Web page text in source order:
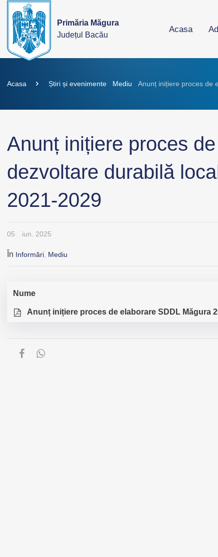
Primăria Măgura
Județul Bacău
Acasa
Acasa Știri și evenimente Mediu Anunț inițiere proces de
Anunț inițiere proces
dezvoltare durabilă
2021-2029
05 iun. 2025
În Informări Mediu
Nume
Anunț inițiere proces de elaborare SDDL Măgura